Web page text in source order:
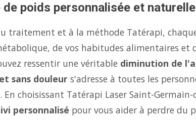
de poids personnalisée et naturelle
traitement et à la méthode Tatérapi,
de vos habitudes alimentaires et
ressentir une véritable diminution de
sans douleur s'adresse à toutes les
En choisissant Tatérapi Laser Saint-Germain-
personnalisé pour vous aider à perdre du